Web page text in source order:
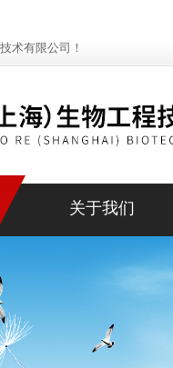
术有限公司！
关于我们